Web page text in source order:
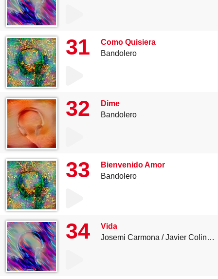
31
Como Quisiera
Bandolero
32
Dime
Bandolero
33
Bienvenido Amor
Bandolero
34
Vida
Josemi Carmona
Javier Colina